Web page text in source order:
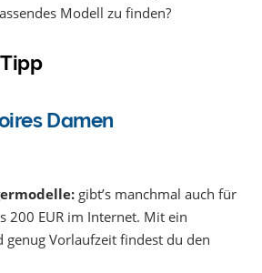
Modell zu finden?
gibt’s manchmal auch für
200 EUR im Internet. Mit ein
genug Vorlaufzeit findest du den